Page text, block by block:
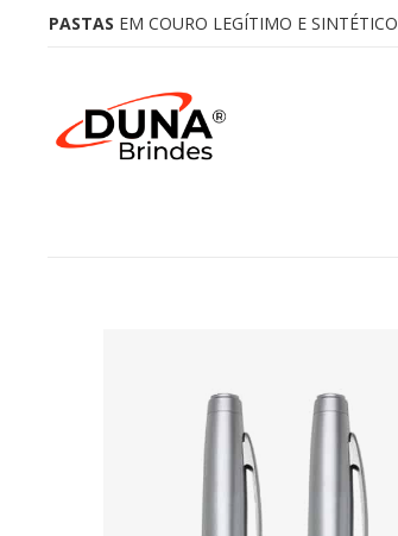
PASTAS EM COURO LEGÍTIMO E SINTÉTICO